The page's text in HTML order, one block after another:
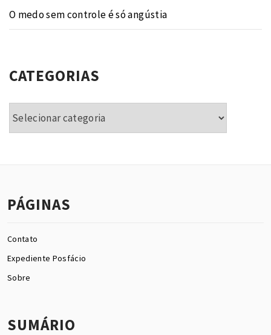
O medo sem controle é só angústia
CATEGORIAS
PÁGINAS
Contato
Expediente Posfácio
Sobre
SUMÁRIO